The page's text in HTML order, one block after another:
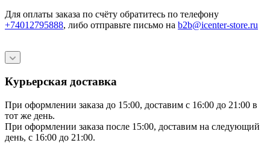
Для оплаты заказа по счёту обратитесь по телефону
+74012795888, либо отправьте письмо на b2b@icenter-store.ru
Курьерская доставка
При оформлении заказа до 15:00, доставим с 16:00 до 21:00 в
тот же день.
При оформлении заказа после 15:00, доставим на следующий
день, с 16:00 до 21:00.